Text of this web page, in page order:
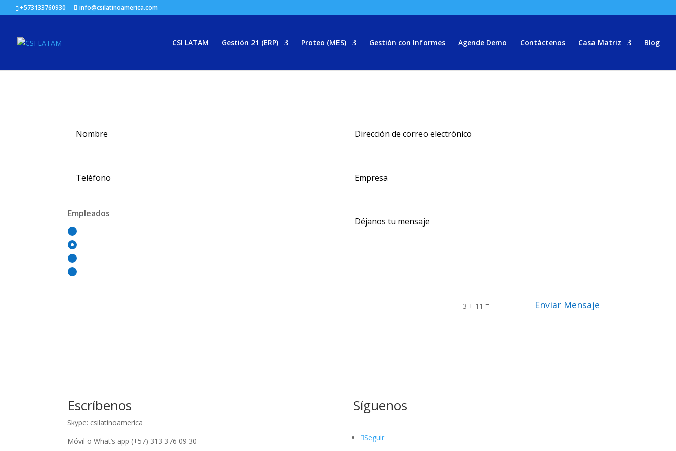
+573133760930 info@csilatinoamerica.com
CSI LATAM Gestión 21 (ERP) Proteo (MES) Gestión con Informes Agende Demo Contáctenos Casa Matriz Blog
Empleados
3 + 11 = Enviar Mensaje
Escríbenos
Skype: csilatinoamerica
Móvil o What’s app (+57) 313 376 09 30
Síguenos
Seguir